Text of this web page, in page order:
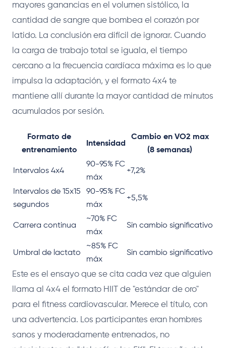
mayores ganancias en el volumen sistólico, la
cantidad de sangre que bombea el corazón por
latido. La conclusión era difícil de ignorar. Cuando
la carga de trabajo total se iguala, el tiempo
cercano a la frecuencia cardíaca máxima es lo que
impulsa la adaptación, y el formato 4x4 te
mantiene allí durante la mayor cantidad de minutos
acumulados por sesión.
Formato de
entrenamiento
Intensidad
Cambio en VO2 max
(8 semanas)
Intervalos 4x4
90-95% FC
máx
+7,2%
Intervalos de 15x15
segundos
90-95% FC
máx
+5,5%
Carrera continua
~70% FC
máx
Sin cambio significativo
Umbral de lactato
~85% FC
máx
Sin cambio significativo
Este es el ensayo que se cita cada vez que alguien
llama al 4x4 el formato HIIT de "estándar de oro"
para el fitness cardiovascular. Merece el título, con
una advertencia. Los participantes eran hombres
sanos y moderadamente entrenados, no